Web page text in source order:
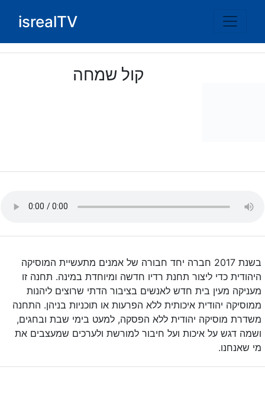
isrealTV
קול שמחה
בשנת 2017 חברה יחד חבורה של אמנים מתעשיית המוסיקה
היהודית כדי ליצור תחנת רדיו חדשה ומיוחדת במינה. תחנה זו
מעניקה מעין בית חדש לאנשים בציבור הדתי שרוצים ליהנות
ממוסיקה יהודית איכותית ללא הפרעות או תוכניות בניהן. התחנה
משדרת מוסיקה יהודית ללא הפסקה, למעט בימי שבת ובחגים,
ושמה דגש על איכות ועל חיבור למורשת ולערכים שמעצבים את
מי שאנחנו.